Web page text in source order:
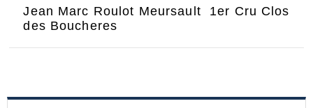
Jean Marc Roulot Meursault 1er Cru Clos
des Boucheres